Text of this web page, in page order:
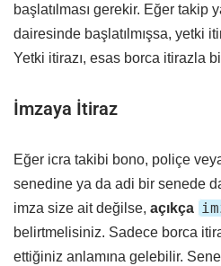
başlatılması gerekir. Eğer takip
dairesinde başlatılmışsa, yetki
Yetki itirazı, esas borca itirazla
İmzaya İtiraz
Eğer icra takibi bono, poliçe
senedine ya da adi bir senede
imza size ait değilse, açıkça
belirtmelisiniz. Sadece borca
ettiğiniz anlamına gelebilir.